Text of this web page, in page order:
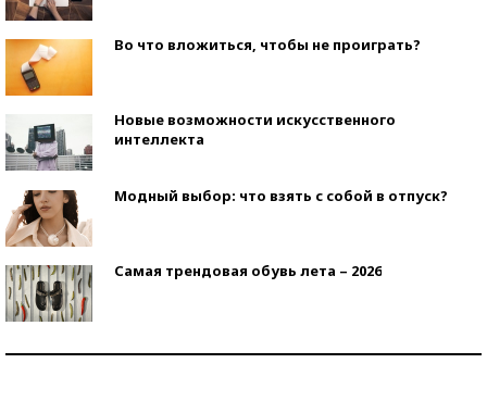
Во что вложиться, чтобы не проиграть?
Новые возможности искусственного
интеллекта
Модный выбор: что взять с собой в отпуск?
Самая трендовая обувь лета – 2026